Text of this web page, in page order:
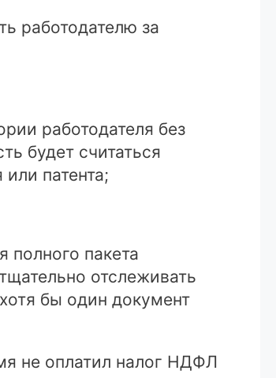
работодателю за
работодателя без
будет считаться
патента;
полного пакета
отслеживать
бы один документ
не оплатил налог НДФЛ